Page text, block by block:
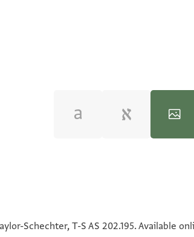
Schechter, T-S AS 202.195. Available